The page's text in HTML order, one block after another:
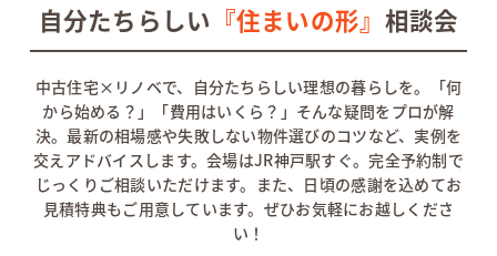
自分たちらしい 『住まいの形』 相談会
中古住宅×リノベで、自分たちらしい理想の暮らしを。
「何
から始める？」「費用はいくら？」そんな疑問をプロが解
決。最新の相場感や失敗しない物件選びのコツなど、実例を
交えアドバイスします。会場はJR神戸駅すぐ。完全予約制で
じっくりご相談いただけます。また、日頃の感謝を込めてお
見積特典もご用意しています。ぜひお気軽にお越しくださ
い！